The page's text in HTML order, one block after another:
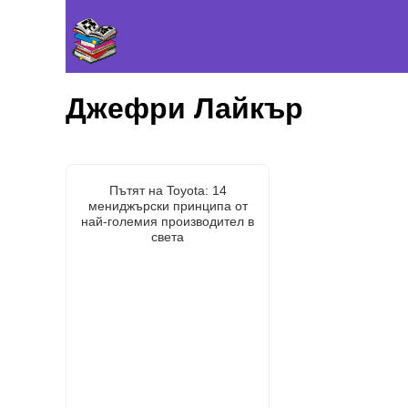
Джефри Лайкър
Пътят на Toyota: 14
мениджърски принципа от
най-големия производител в
света